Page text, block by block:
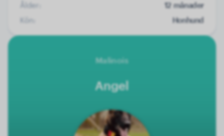
Ålder:
12 månader
Kön:
Honhund
Malinois
Angel